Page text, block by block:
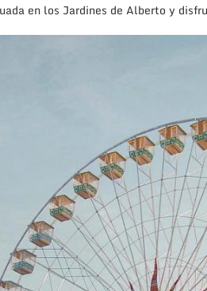
en los Jardines de Alberto y